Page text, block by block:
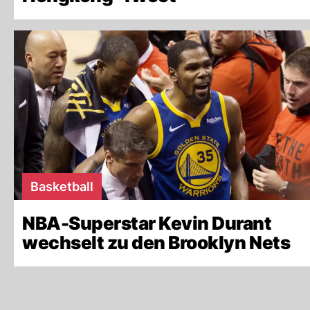
Basketball
NBA-Superstar Kevin Durant
wechselt zu den Brooklyn Nets